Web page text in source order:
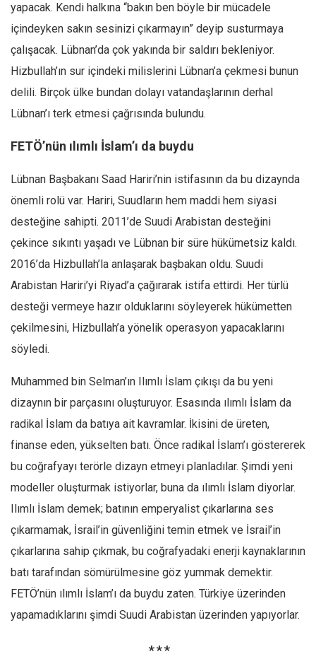
yapacak. Kendi halkına “bakın ben böyle bir mücadele
içindeyken sakın sesinizi çıkarmayın” deyip susturmaya
çalışacak. Lübnan’da çok yakında bir saldırı bekleniyor.
Hizbullah’ın sur içindeki milislerini Lübnan’a çekmesi bunun
delili. Birçok ülke bundan dolayı vatandaşlarının derhal
Lübnan’ı terk etmesi çağrısında bulundu.
FETÖ’nün ılımlı İslam’ı da buydu
Lübnan Başbakanı Saad Hariri’nin istifasının da bu dizaynda
önemli rolü var. Hariri, Suudların hem maddi hem siyasi
desteğine sahipti. 2011’de Suudi Arabistan desteğini
çekince sıkıntı yaşadı ve Lübnan bir süre hükümetsiz kaldı.
2016’da Hizbullah’la anlaşarak başbakan oldu. Suudi
Arabistan Hariri’yi Riyad’a çağırarak istifa ettirdi. Her türlü
desteği vermeye hazır olduklarını söyleyerek hükümetten
çekilmesini, Hizbullah’a yönelik operasyon yapacaklarını
söyledi.
Muhammed bin Selman’ın Ilımlı İslam çıkışı da bu yeni
dizaynın bir parçasını oluşturuyor. Esasında ılımlı İslam da
radikal İslam da batıya ait kavramlar. İkisini de üreten,
finanse eden, yükselten batı. Önce radikal İslam’ı göstererek
bu coğrafyayı terörle dizayn etmeyi planladılar. Şimdi yeni
modeller oluşturmak istiyorlar, buna da ılımlı İslam diyorlar.
Ilımlı İslam demek; batının emperyalist çıkarlarına ses
çıkarmamak, İsrail’in güvenliğini temin etmek ve İsrail’in
çıkarlarına sahip çıkmak, bu coğrafyadaki enerji kaynaklarının
batı tarafından sömürülmesine göz yummak demektir.
FETÖ’nün ılımlı İslam’ı da buydu zaten. Türkiye üzerinden
yapamadıklarını şimdi Suudi Arabistan üzerinden yapıyorlar.
* * *